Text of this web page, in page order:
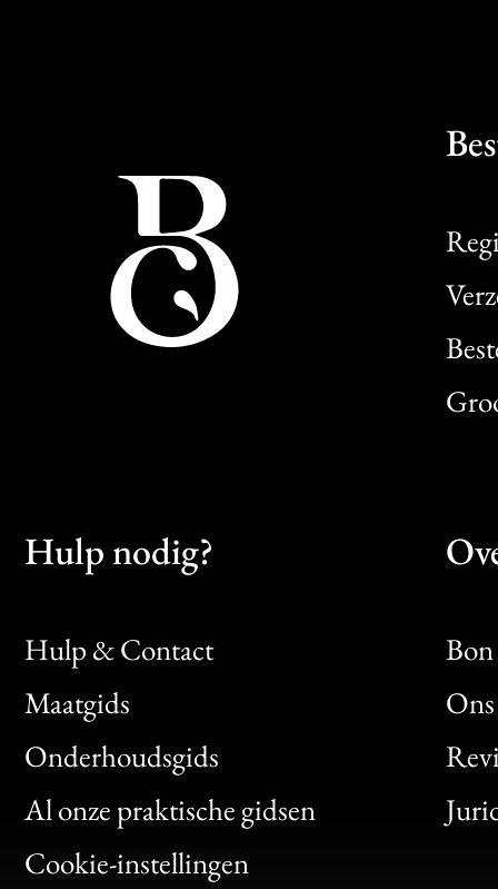
Hulp nodig?
Hulp & Contact
Maatgids
Onderhoudsgids
Al onze praktische gidsen
Cookie-instellingen
Bon
Clic